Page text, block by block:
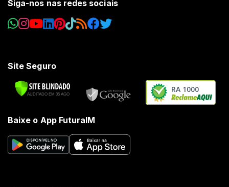
Siga-nos nas redes sociais
Site Seguro
RA 1000
Baixe o App FuturaIM